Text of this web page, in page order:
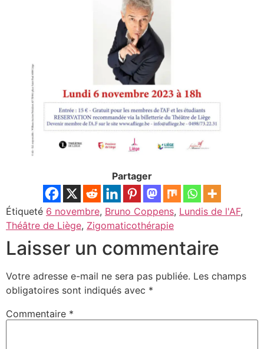
Partager
Étiqueté 6 novembre, Bruno Coppens, Lundis de l'AF,
Théâtre de Liège, Zigomaticothérapie
Laisser un commentaire
Votre adresse e-mail ne sera pas publiée. Les champs
obligatoires sont indiqués avec *
Commentaire *